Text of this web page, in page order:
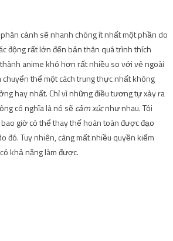
cảnh sẽ nhanh chóng ít nhất một phần do
động rất lớn đến bản thân quá trình thích
anime khó hơn rất nhiều so với vẻ ngoài
chuyển thể một cách trung thực nhất không
hay nhất. Chỉ vì những điều tương tự xảy ra
có nghĩa là nó sẽcảm xúcnhư nhau. Tôi
giờ có thể thay thế hoàn toàn được đạo
đó. Tuy nhiên, càng mất nhiều quyền kiểm
khả năng làm được.